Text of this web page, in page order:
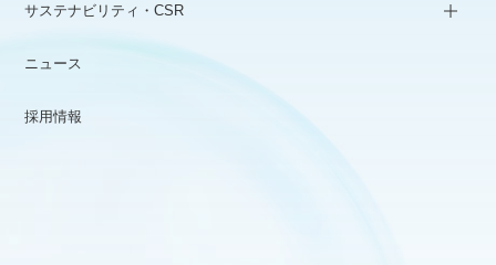
サステナビリティ・CSR
ニュース
採用情報